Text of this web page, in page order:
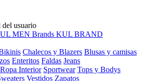
MEN Brands KUL BRAND
Chalecos y Blazers Blusas y camisas
Enteritos Faldas Jeans
Ropa Interior Sportwear Tops y Bodys
Vestidos Zapatos